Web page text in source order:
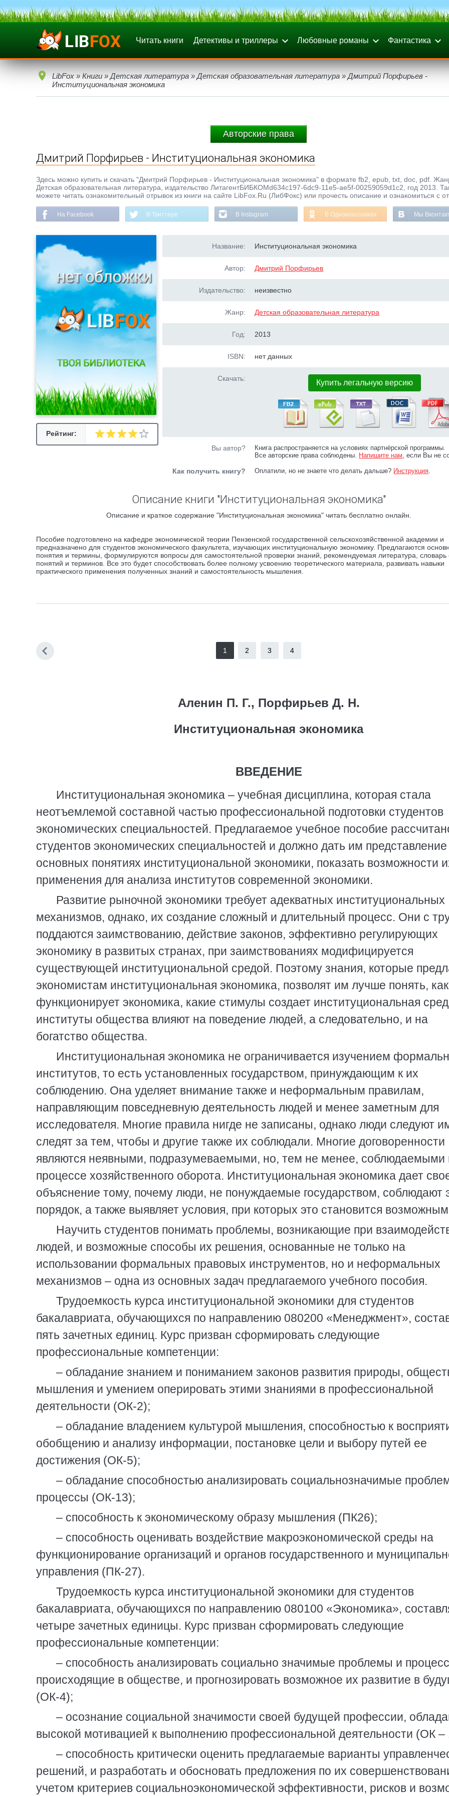
Читать книги Детективы и триллеры Любовные романы Фантастика
LibFox » Книги » Детская литература » Детская образовательная литература » Дмитрий Порфирьев -
Институциональная экономика
Авторские права
Дмитрий Порфирьев - Институциональная экономика
Здесь можно купить и скачать "Дмитрий Порфирьев - Институциональная экономика" в формате fb2, epub, txt, doc, pdf.
Детская образовательная литература, издательство ЛитагентБИБКОМd634c197-6dc9-11e5-ae5f-00259059d1c2, год 2013.
можете читать ознакомительный отрывок из книги на сайте LibFox.Ru (ЛибФокс) или прочесть описание и ознакомиться с
На Facebook В Твиттере В Instagram В Одноклассниках Мы
Рейтинг:
Название: Институциональная экономика
Автор: Дмитрий Порфирьев
Издательство: неизвестно
Жанр: Детская образовательная литература
Год: 2013
ISBN: нет данных
Скачать: Купить легальную версию
Вы автор?
Книга распространяется на условиях партнёрской программы.
Все авторские права соблюдены. Напишите нам, если Вы не
Как получить книгу? Оплатили, но не знаете что делать дальше? Инструкция.
Описание книги "Институциональная экономика"
Описание и краткое содержание "Институциональная экономика" читать бесплатно онлайн.
Пособие подготовлено на кафедре экономической теории Пензенской государственной сельскохозяйственной академии и
предназначено для студентов экономического факультета, изучающих институциональную экономику. Предлагаются
понятия и термины, формулируются вопросы для самостоятельной проверки знаний, рекомендуемая литература, словарь
понятий и терминов. Все это будет способствовать более полному усвоению теоретического материала, развивать навыки
практического применения полученных знаний и самостоятельность мышления.
1 2 3 4
Аленин П. Г., Порфирьев Д. Н.
Институциональная экономика
ВВЕДЕНИЕ
Институциональная экономика – учебная дисциплина, которая стала
неотъемлемой составной частью профессиональной подготовки студентов
экономических специальностей. Предлагаемое учебное пособие
студентов экономических специальностей и должно дать им
основных понятиях институциональной экономики, показать возможности
применения для анализа институтов современной экономики.
Развитие рыночной экономики требует адекватных институциональных
механизмов, однако, их создание сложный и длительный процесс. Они с
поддаются заимствованию, действие законов, эффективно регулирующих
экономику в развитых странах, при заимствованиях модифицируется
существующей институциональной средой. Поэтому знания, которые
экономистам институциональная экономика, позволят им лучше понять, как
функционирует экономика, какие стимулы создает институциональная
институты общества влияют на поведение людей, а следовательно, и на
богатство общества.
Институциональная экономика не ограничивается изучением
институтов, то есть установленных государством, принуждающим к их
соблюдению. Она уделяет внимание также и неформальным правилам,
направляющим повседневную деятельность людей и менее заметным для
исследователя. Многие правила нигде не записаны, однако люди следуют
следят за тем, чтобы и другие также их соблюдали. Многие договоренности
являются неявными, подразумеваемыми, но, тем не менее, соблюдаемыми
процессе хозяйственного оборота. Институциональная экономика дает
объяснение тому, почему люди, не понуждаемые государством, соблюдают
порядок, а также выявляет условия, при которых это становится
Научить студентов понимать проблемы, возникающие при
людей, и возможные способы их решения, основанные не только на
использовании формальных правовых инструментов, но и неформальных
механизмов – одна из основных задач предлагаемого учебного пособия.
Трудоемкость курса институциональной экономики для студентов
бакалавриата, обучающихся по направлению 080200 «Менеджмент»,
пять зачетных единиц. Курс призван сформировать следующие
профессиональные компетенции:
– обладание знанием и пониманием законов развития природы,
мышления и умением оперировать этими знаниями в профессиональной
деятельности (ОК-2);
– обладание владением культурой мышления, способностью к
обобщению и анализу информации, постановке цели и выбору путей ее
достижения (ОК-5);
– обладание способностью анализировать социальнозначимые
процессы (ОК-13);
– способность к экономическому образу мышления (ПК26);
– способность оценивать воздействие макроэкономической среды на
функционирование организаций и органов государственного и
управления (ПК-27).
Трудоемкость курса институциональной экономики для студентов
бакалавриата, обучающихся по направлению 080100 «Экономика»,
четыре зачетных единицы. Курс призван сформировать следующие
профессиональные компетенции:
– способность анализировать социально значимые проблемы и
происходящие в обществе, и прогнозировать возможное их развитие в
(ОК-4);
– осознание социальной значимости своей будущей профессии,
высокой мотивацией к выполнению профессиональной деятельности (ОК –
– способность критически оценить предлагаемые варианты
решений, и разработать и обосновать предложения по их
учетом критериев социальноэкономической эффективности, рисков и